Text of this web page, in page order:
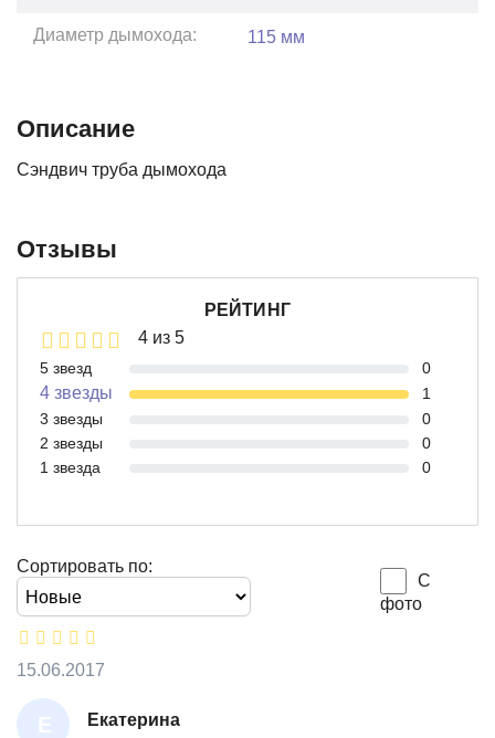
Диаметр дымохода: 115 мм
Описание
Сэндвич труба дымохода
Отзывы
РЕЙТИНГ
4 из 5
5 звезд 0
4 звезды
1
3 звезды
0
2 звезды
0
1 звезда
0
Сортировать по:
С
фото
Е
Екатерина
15.06.2017